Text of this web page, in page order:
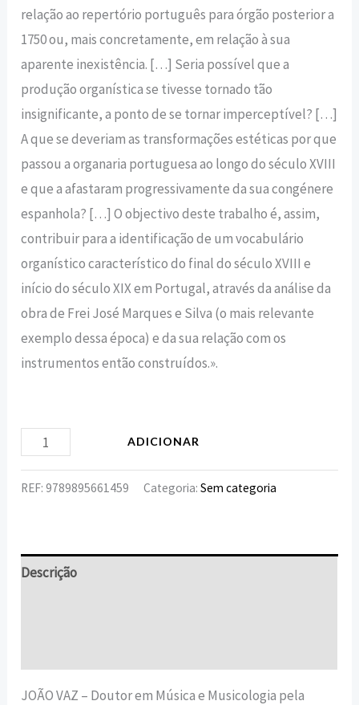
relação ao repertório português para órgão posterior a
1750 ou, mais concretamente, em relação à sua
aparente inexistência. […] Seria possível que a
produção organística se tivesse tornado tão
insignificante, a ponto de se tornar imperceptível? […]
A que se deveriam as transformações estéticas por que
passou a organaria portuguesa ao longo do século XVIII
e que a afastaram progressivamente da sua congénere
espanhola? […] O objectivo deste trabalho é, assim,
contribuir para a identificação de um vocabulário
organístico característico do final do século XVIII e
início do século XIX em Portugal, através da análise da
obra de Frei José Marques e Silva (o mais relevante
exemplo dessa época) e da sua relação com os
instrumentos então construídos.».
ADICIONAR
REF:9789895661459 Categoria:Sem categoria
Descrição
JOÃO VAZ – Doutor em Música e Musicologia pela